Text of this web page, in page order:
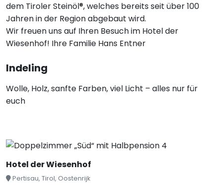
dem Tiroler Steinöl®, welches bereits seit über 100
Jahren in der Region abgebaut wird.
Wir freuen uns auf Ihren Besuch im Hotel der
Wiesenhof! Ihre Familie Hans Entner
Indeling
Wolle, Holz, sanfte Farben, viel Licht – alles nur für
euch
Hotel der Wiesenhof
Pertisau, Tirol, Oostenrijk